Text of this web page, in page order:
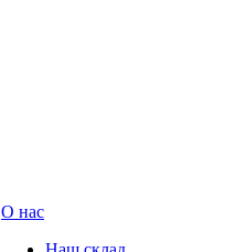
О нас